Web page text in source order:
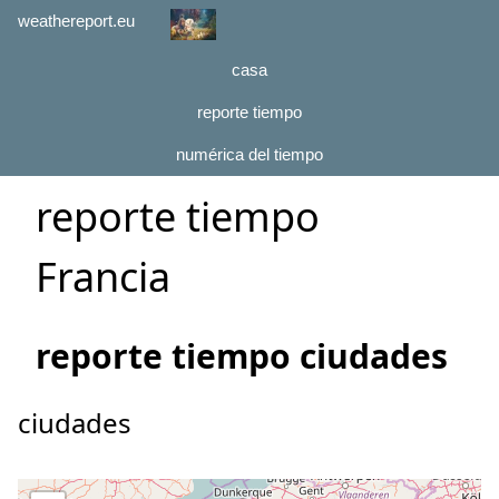
weathereport.eu
casa
reporte tiempo
numérica del tiempo
reporte tiempo
Francia
reporte tiempo ciudades
ciudades